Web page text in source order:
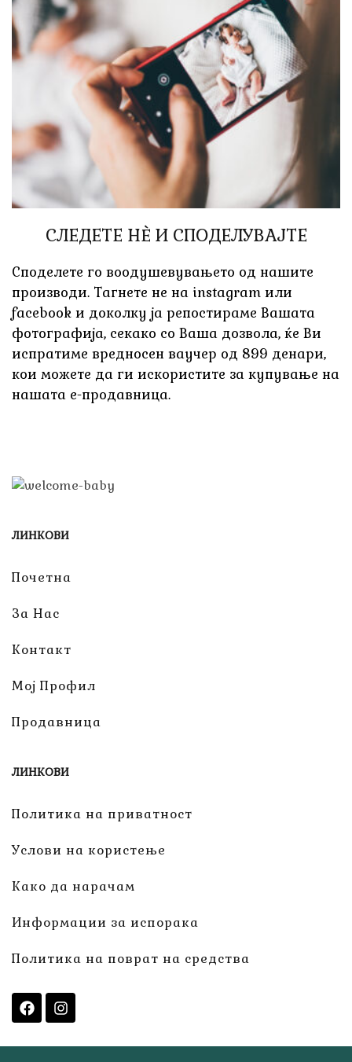
СЛЕДЕТЕ НÈ И СПОДЕЛУВАЈТЕ
Споделете го воодушевувањето од нашите
производи. Тагнете не на instagram или
facebook и доколку ја репостираме Вашата
фотографија, секако со Ваша дозвола, ќе Ви
испратиме вредносен ваучер од 899 денари,
кои можете да ги искористите за купување на
нашата е-продавница.
ЛИНКОВИ
Почетна
За Нас
Контакт
Мој Профил
Продавница
ЛИНКОВИ
Политика на приватност
Услови на користење
Како да нарачам
Информации за испорака
Политика на поврат на средства